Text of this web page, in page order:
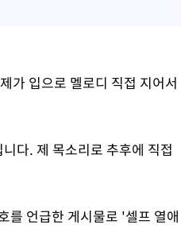
가 입으로 멜로디 직접 지어서
다. 제 목소리로 추후에 직접
를 언급한 게시물로 '셀프 열애